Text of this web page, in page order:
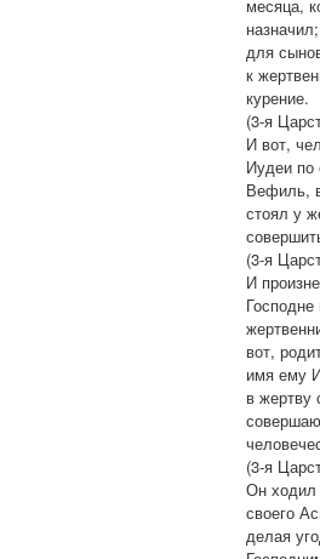
месяца,
для
к
курение.
(3-я
И вот,
Иудеи по
Вефиль,
стоял у
(3-я
И
вот,
имя ему
в жертву
(3-я
Он ходил
своего
делая